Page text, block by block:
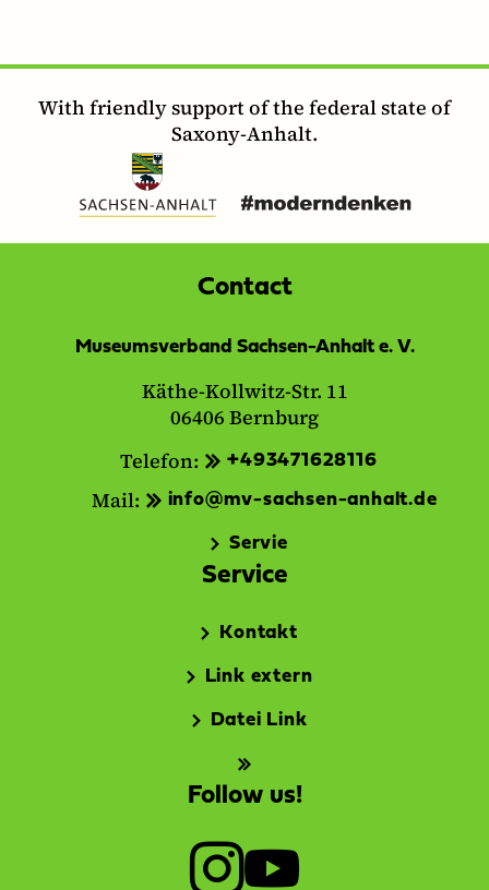
With friendly support of the federal state of
Saxony-Anhalt.
Contact
Museumsverband Sachsen-Anhalt e. V.
Käthe-Kollwitz-Str. 11
06406 Bernburg
Telefon:
+493471628116
Mail: info@mv-sachsen-anhalt.de
Servie
Service
Kontakt
Link extern
Datei Link
Follow us!
I
n
Y
o